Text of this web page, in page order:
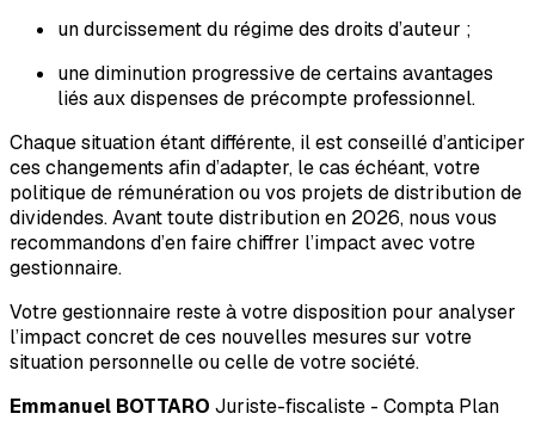
un durcissement du régime des droits d’auteur ;
une diminution progressive de certains avantages
liés aux dispenses de précompte professionnel.
Chaque situation étant différente, il est conseillé d’anticiper
ces changements afin d’adapter, le cas échéant, votre
politique de rémunération ou vos projets de distribution de
dividendes. Avant toute distribution en 2026, nous vous
recommandons d’en faire chiffrer l’impact avec votre
gestionnaire.
Votre gestionnaire reste à votre disposition pour analyser
l’impact concret de ces nouvelles mesures sur votre
situation personnelle ou celle de votre société.
Emmanuel BOTTARO Juriste-fiscaliste - Compta Plan